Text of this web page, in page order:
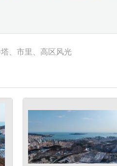
、市里、高区风光